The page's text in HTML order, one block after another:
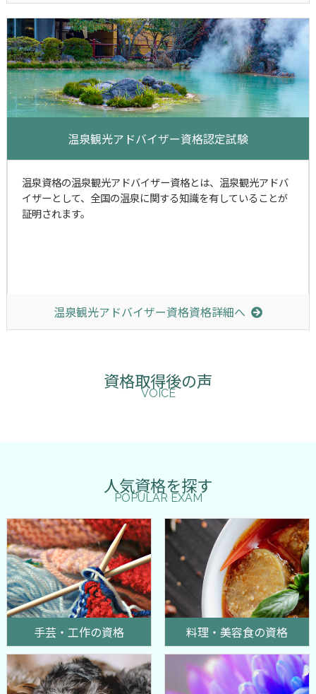
温泉観光アドバイザー資格認定試験
温泉資格の温泉観光アドバイザー資格とは、温泉観光アドバ
イザーとして、全国の温泉に関する知識を有していることが
証明されます。
温泉観光アドバイザー資格資格詳細へ
資格取得後の声
VOICE
人気資格を探す
POPULAR EXAM
手芸・工作の資格 料理・美容食の資格